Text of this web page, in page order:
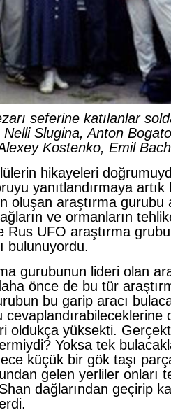
seferine katılanlar
Slugina, Anton
Kostenko, Emil
hikayeleri
yanıtlandırmaya artık
oluşan araştırma gurubu
ve ormanların
Rus UFO araştırma
bulunuyordu.
gurubunun lideri olan
önce de bu tür
bu garip aracı
oldukça yüksekti.
Yoksa tek
küçük bir gök taşı
gelen yerliler onları
dağlarından geçirip